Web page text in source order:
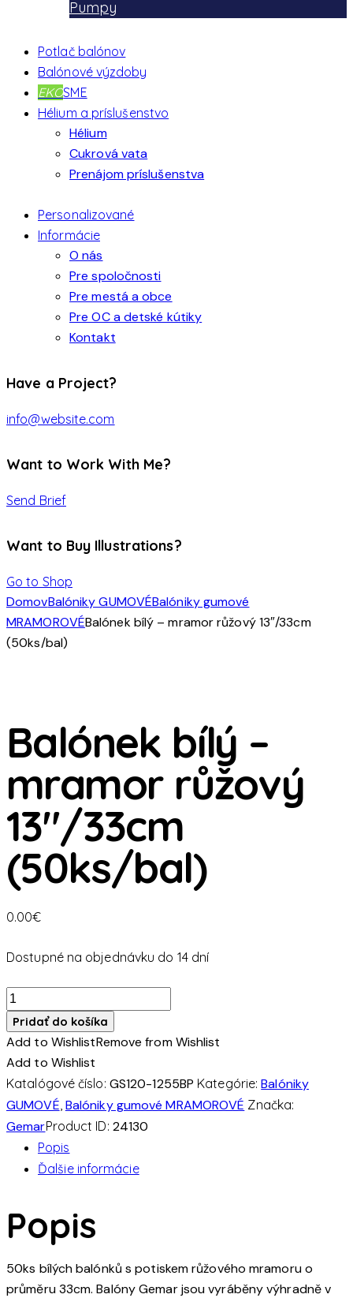
Pumpy
Potlač balónov
Balónové výzdoby
EKOSME
Hélium a príslušenstvo
Hélium
Cukrová vata
Prenájom príslušenstva
Personalizované
Informácie
O nás
Pre spoločnosti
Pre mestá a obce
Pre OC a detské kútiky
Kontakt
Have a Project?
info@website.com
Want to Work With Me?
Send Brief
Want to Buy Illustrations?
Go to Shop
DomovBalóniky GUMOVÉBalóniky gumové
MRAMOROVÉBalónek bílý – mramor růžový 13″/33cm
(50ks/bal)
Balónek bílý –
mramor růžový
13″/33cm
(50ks/bal)
0.00€
Dostupné na objednávku do 14 dní
množstvo
Balónek
bílý
-
mramor
růžový
13"/33cm
(50ks/bal)
Pridať do košíka
Add to WishlistRemove from Wishlist
Add to Wishlist
Katalógové číslo: GS120-1255BP Kategórie:Balóniky
GUMOVÉ, Balóniky gumové MRAMOROVÉ Značka:
GemarProduct ID: 24130
Popis
Ďalšie informácie
Popis
50ks bílých balónků s potiskem růžového mramoru o
průměru 33cm. Balóny Gemar jsou vyráběny výhradně v